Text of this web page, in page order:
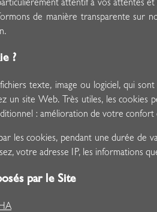
attentif à vos attentes
de manière transparente sur
?
texte, image ou logiciel, qui
un site Web. Très utiles, les
: amélioration de votre confort
les cookies, pendant une durée de
votre adresse IP, les informations
par le Site